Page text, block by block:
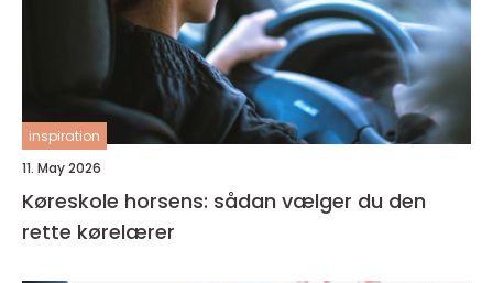
inspiration
11. May 2026
Køreskole horsens: sådan vælger du den
rette kørelærer